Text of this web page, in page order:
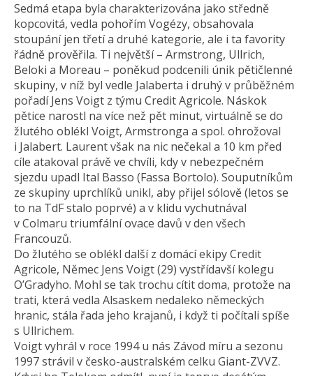
Sedmá etapa byla charakterizována jako středně
kopcovitá, vedla pohořím Vogézy, obsahovala
stoupání jen třetí a druhé kategorie, ale i ta favority
řádně prověřila. Ti největší – Armstrong, Ullrich,
Beloki a Moreau – poněkud podcenili únik pětičlenné
skupiny, v níž byl vedle Jalaberta i druhý v průběžném
pořadí Jens Voigt z týmu Credit Agricole. Náskok
pětice narostl na více než pět minut, virtuálně se do
žlutého oblékl Voigt, Armstronga a spol. ohrožoval
i Jalabert. Laurent však na nic nečekal a 10 km před
cíle atakoval právě ve chvíli, kdy v nebezpečném
sjezdu upadl Ital Basso (Fassa Bortolo). Souputníkům
ze skupiny uprchlíků unikl, aby přijel sólově (letos se
to na TdF stalo poprvé) a v klidu vychutnával
v Colmaru triumfální ovace davů v den všech
Francouzů.
Do žlutého se oblékl další z domácí ekipy Credit
Agricole, Němec Jens Voigt (29) vystřídavší kolegu
O’Gradyho. Mohl se tak trochu cítit doma, protože na
trati, která vedla Alsaskem nedaleko německých
hranic, stála řada jeho krajanů, i když ti počítali spíše
s Ullrichem.
Voigt vyhrál v roce 1994 u nás Závod míru a sezonu
1997 strávil v česko-australském celku Giant-ZVVZ.